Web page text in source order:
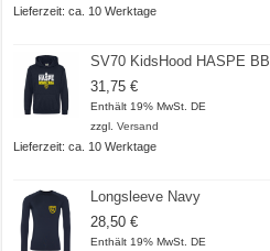
Lieferzeit: ca. 10 Werktage
SV70 KidsHood HASPE BB
31,75€
Enthält 19% MwSt. DE
zzgl.Versand
Lieferzeit: ca. 10 Werktage
Longsleeve Navy
28,50€
Enthält 19% MwSt. DE